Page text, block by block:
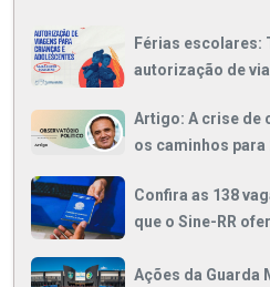
Férias escolares:
autorização de
Artigo: A crise de
os caminhos para
Confira as 138
que o Sine-RR
Ações da Guarda